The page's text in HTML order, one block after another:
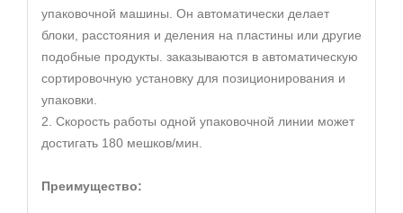
упаковочной машины. Он автоматически делает
блоки, расстояния и деления на пластины или другие
подобные продукты. заказываются в автоматическую
сортировочную установку для позиционирования и
упаковки.
2. Скорость работы одной упаковочной линии может
достигать 180 мешков/мин.
Преимущество: